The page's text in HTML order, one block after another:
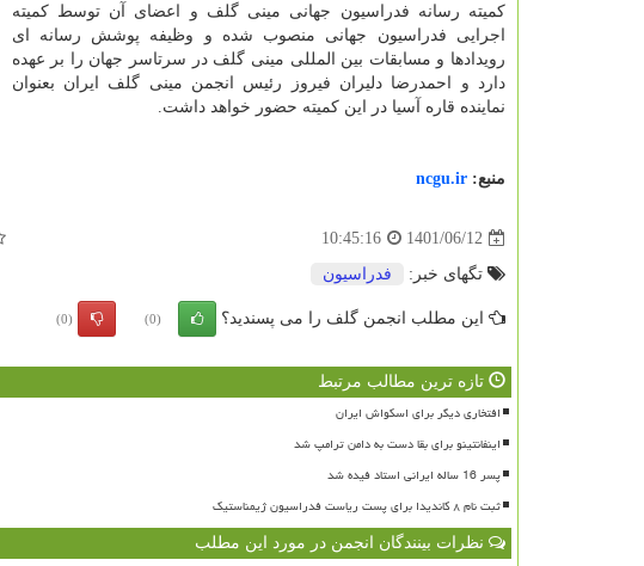
کمیته رسانه فدراسیون جهانی مینی گلف و اعضای آن توسط کمیته
اجرایی فدراسیون جهانی منصوب شده و وظیفه پوشش رسانه ای
رویدادها و مسابقات بین المللی مینی گلف در سرتاسر جهان را بر عهده
دارد و احمدرضا دلیران فیروز رئیس انجمن مینی گلف ایران بعنوان
نماینده قاره آسیا در این کمیته حضور خواهد داشت.
منبع: ncgu.ir
1401/06/12
10:45:16
تگهای خبر: فدراسیون
این مطلب انجمن گلف را می پسندید؟ (0)
(0)
تازه ترین مطالب مرتبط
افتخاری دیگر برای اسکواش ایران
اینفانتینو برای بقا دست به دامن ترامپ شد
پسر 16 ساله ایرانی استاد فیده شد
ثبت نام ۸ کاندیدا برای پست ریاست فدراسیون ژیمناستیک
نظرات بینندگان انجمن در مورد این مطلب